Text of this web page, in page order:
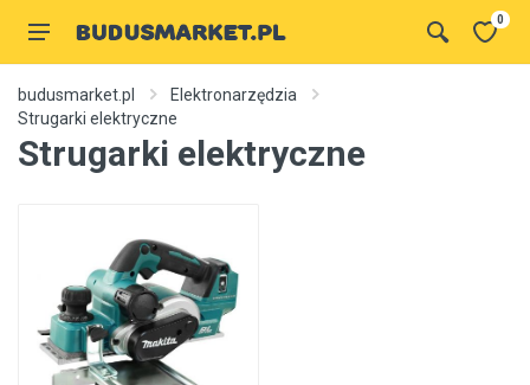
0
budusmarket.pl
Elektronarzędzia
Strugarki elektryczne
Strugarki elektryczne